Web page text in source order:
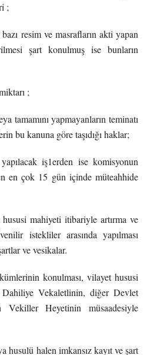
;
resim ve masrafların akti yapan
şart konulmuş ise bunların
;
tamamını yapmayanların teminatı
bu kanuna göre taşıdığı haklar;
iş1erden ise komisyonun
en çok 15 gün içinde müteahhide
mahiyeti itibariyle artırma ve
istekliler arasında yapılması
ve vesikalar.
konulması, vilayet hususi
Vekaletlinin, diğer Devlet
Heyetinin müsaadesiyle
husulü halen imkansız kayıt ve şart